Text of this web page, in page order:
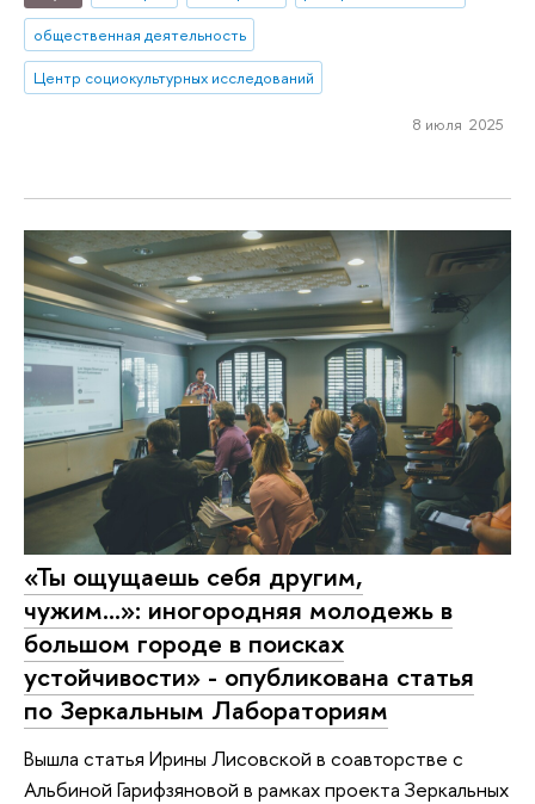
общественная деятельность
Центр социокультурных исследований
8 июля 2025
«Ты ощущаешь себя другим,
чужим…»: иногородняя молодежь в
большом городе в поисках
устойчивости» - опубликована статья
по Зеркальным Лабораториям
Вышла статья Ирины Лисовской в соавторстве с
Альбиной Гарифзяновой в рамках проекта Зеркальных